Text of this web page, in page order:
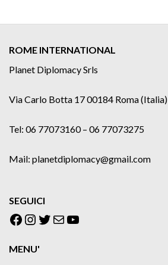
ROME INTERNATIONAL
Planet Diplomacy Srls
Via Carlo Botta 17 00184 Roma (Italia)
Tel: 06 77073160 – 06 77073275
Mail: planetdiplomacy@gmail.com
SEGUICI
Facebook
Instagram
Twitter
EmailYouTube
MENU'